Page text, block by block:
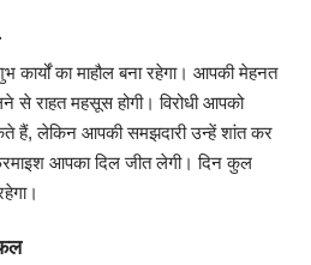
का माहौल बना रहेगा। आपकी मेहनत
राहत महसूस होगी। विरोधी आपको
हैं, लेकिन आपकी समझदारी उन्हें शांत कर
आपका दिल जीत लेगी। दिन कुल